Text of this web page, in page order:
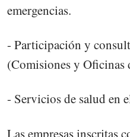
emergencias.
- Participación y
(Comisiones y Oficinas
- Servicios de salud en
Las empresas inscritas